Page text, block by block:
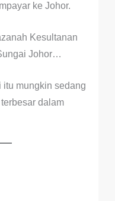
ke Johor.
Kesultanan
Johor…
itu mungkin sedang
dalam